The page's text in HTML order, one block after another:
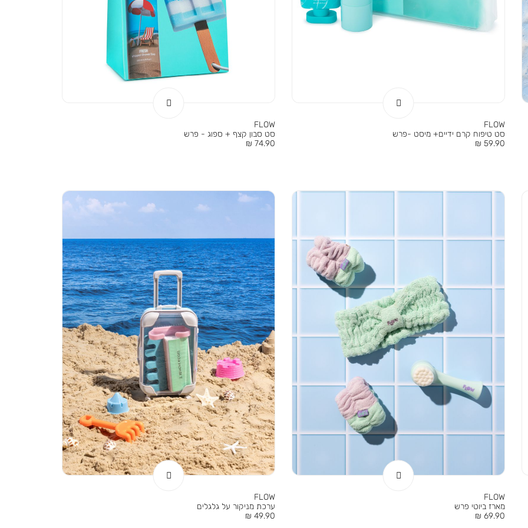
FLOW
סט טיפוח קרם ידיים+ מיסט -פרש
מחיר
59.90 ₪
FLOW
סט סבון קצף + ספוג - פרש
מחיר
74.90 ₪
FLOW
מארז ביוטי פרש
מחיר
69.90 ₪
FLOW
ערכת מניקור על גלגלים
מחיר
49.90 ₪